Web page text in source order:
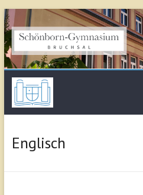
Skip
to
content
Englisch